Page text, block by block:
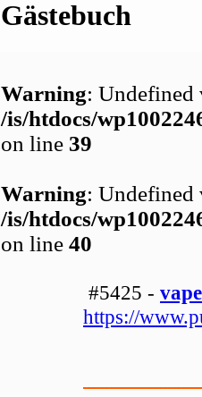
Gästebuch
Warning: Undefined
/is/htdocs/
on line 39
Warning: Undefined
/is/htdocs/
on line 40
#5425 -
https://